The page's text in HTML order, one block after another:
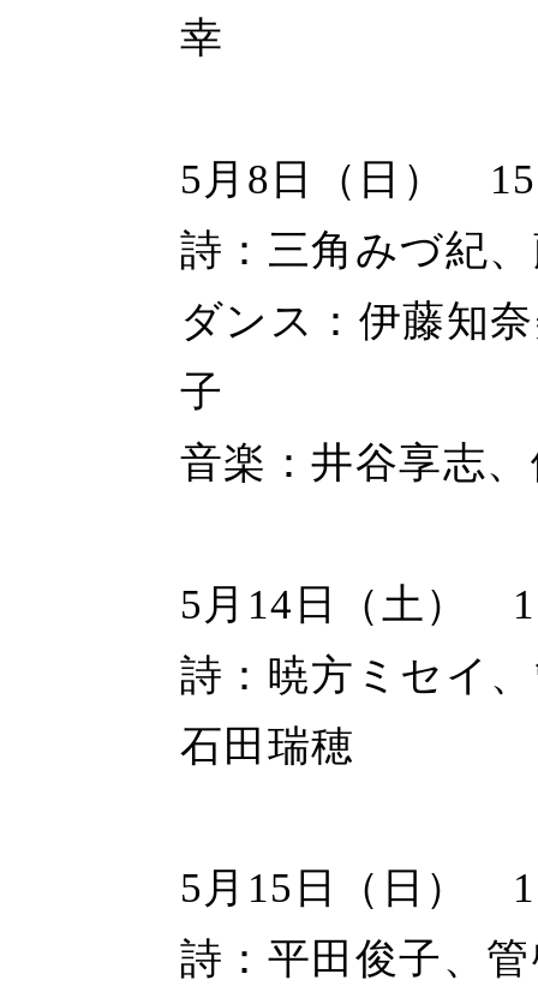
幸
5月8日（日）
詩：三角みづ紀
ダンス：伊藤知
子
音楽：井谷享志
5月14日（土）
詩：暁方ミセイ
石田瑞穂
5月15日（日）
詩：平田俊子、